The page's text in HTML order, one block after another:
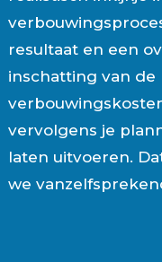
resultaat en een
inschatting van de
vervolgens je
laten uitvoeren.
we